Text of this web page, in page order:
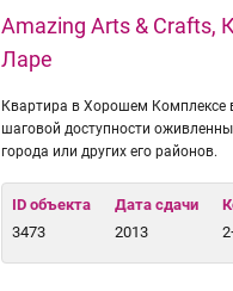
Amazing Arts & Crafts,
Ларе
Квартира в Хорошем
шаговой доступности
города или других его районов.
ID объекта
3473
Дата сдачи
2013